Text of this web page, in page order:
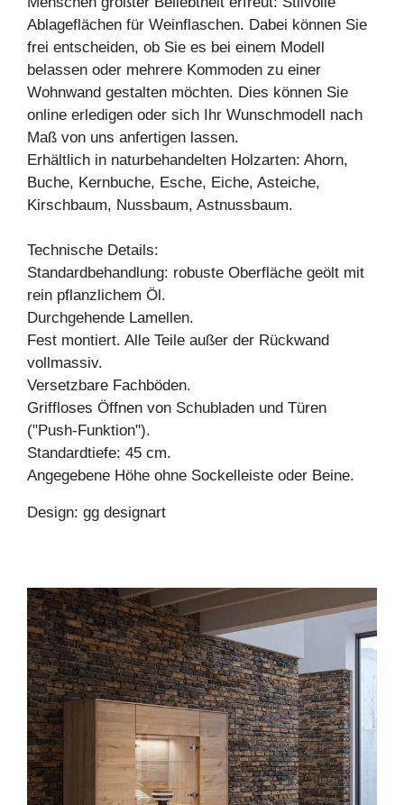
Ablageflächen für Weinflaschen. Dabei können Sie
frei entscheiden, ob Sie es bei einem Modell
belassen oder mehrere Kommoden zu einer
Wohnwand gestalten möchten. Dies können Sie
online erledigen oder sich Ihr Wunschmodell nach
Maß von uns anfertigen lassen.
Erhältlich in naturbehandelten Holzarten: Ahorn,
Buche, Kernbuche, Esche, Eiche, Asteiche,
Kirschbaum, Nussbaum, Astnussbaum.
Technische Details:
Standardbehandlung: robuste Oberfläche geölt mit
rein pflanzlichem Öl.
Durchgehende Lamellen.
Fest montiert. Alle Teile außer der Rückwand
vollmassiv.
Versetzbare Fachböden.
Griffloses Öffnen von Schubladen und Türen
("Push-Funktion").
Standardtiefe: 45 cm.
Angegebene Höhe ohne Sockelleiste oder Beine.
Design: gg designart